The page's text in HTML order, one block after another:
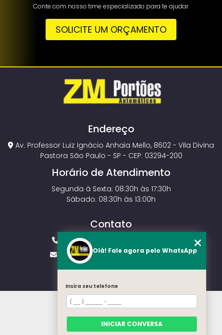
Conte com nosso time especializado para te ajudar.
SOLICITE UM ORÇAMENTO
Endereço
Av. Professor Luiz Ignácio Anhaia Mello, 8602 - Vila Divina
Pastora São Paulo - SP - CEP: 03294-200
Horário de Atendimento
Segunda à Sexta: 08:30h às 17:30h
Sábado: 08:30h às 13:00h
Contato
(11) 2143-4826
vendas.zmportoes@gmail.com
HOME
MODELOS
CONTATO
Olá! Fale agora pelo WhatsApp
Insira seu telefone
INICIAR CONVERSA